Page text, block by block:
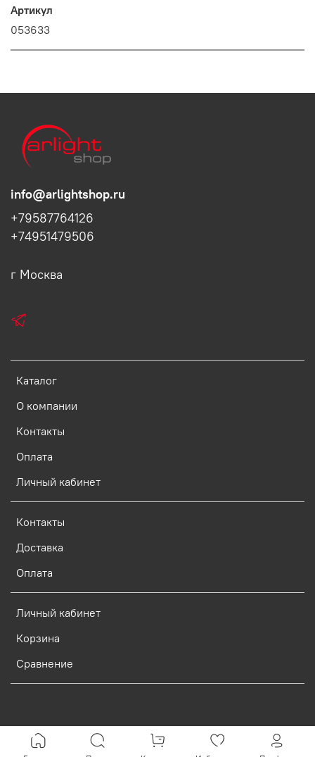
Артикул
053633
Каталог
О компании
Контакты
Оплата
Личный кабинет
Контакты
Доставка
Оплата
Личный кабинет
Корзина
Сравнение
info@arlightshop.ru
+79587764126
+74951479506
г Москва
Verification: d773dcf9c7c1c3e0